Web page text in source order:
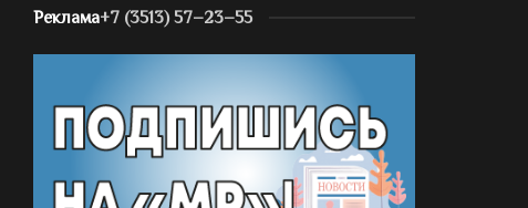
Реклама+7 (3513) 57–23–55